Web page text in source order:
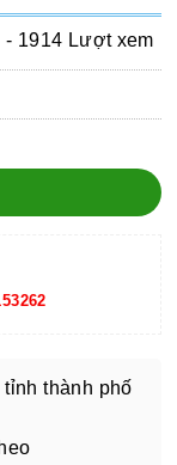
- 1914 Lượt xem
thành phố